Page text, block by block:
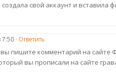
свой аккаунт и вставила
· Ответить
пишите комментарий на сайте
вы прописали на сайте